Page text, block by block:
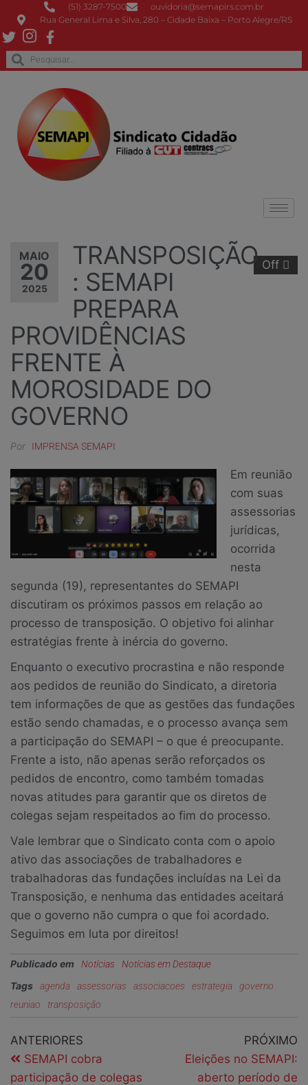
(51) 3287-7500
ouvidoria@semapirs.com.br
Rua General Lima e Silva, 280 – Cidade Baixa – Porto Alegre/RS
MAIO
20
2025
Off
TRANSPOSIÇÃO
: SEMAPI
PREPARA
PROVIDÊNCIAS
FRENTE À
MOROSIDADE DO
GOVERNO
Por IMPRENSA SEMAPI
Em reunião
com suas
assessorias
jurídicas,
ocorrida
nesta
segunda (19), representantes do SEMAPI
discutiram os próximos passos em relação ao
processo de transposição. O objetivo foi alinhar
estratégias frente à inércia do governo.
Enquanto o executivo procrastina e não responde
aos pedidos de reunião do Sindicato, a diretoria
tem informações de que as gestões das fundações
estão sendo chamadas, e o processo avança sem
a participação do SEMAPI – o que é preocupante.
Frente a isto, não apenas serão reforçados os
pedidos de encontro, como também tomadas
novas atitudes para garantir que os diretos de
colegas sejam respeitados ao fim do processo.
Vale lembrar que o Sindicato conta com o apoio
ativo das associações de trabalhadores e
trabalhadoras das fundações incluídas na Lei da
Transposição, e nenhuma das entidades aceitará
que o governo não cumpra o que foi acordado.
Seguimos em luta por direitos!
Publicado em Notícias Notícias em Destaque
Tags agenda assessorias associacoes estrategia
governo
reuniao
transposição
ANTERIORES
SEMAPI cobra
participação de colegas
PRÓXIMO
Eleições no SEMAPI:
aberto período de